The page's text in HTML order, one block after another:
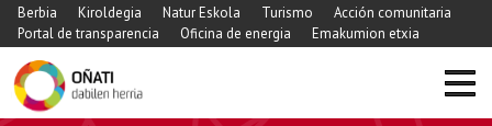
Berbia Kiroldegia Natur Eskola Turismo
Acción comunitaria
Portal de transparencia
Oficina de energia Emakumion etxia